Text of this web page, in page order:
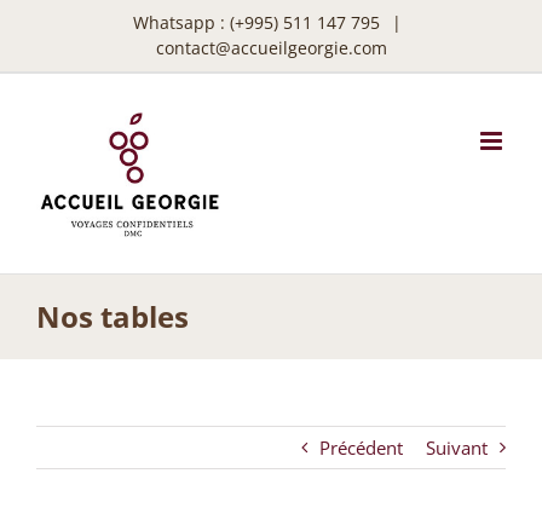
Whatsapp : (+995) 511 147 795
|
contact@accueilgeorgie.com
Nos tables
Précédent Suivant